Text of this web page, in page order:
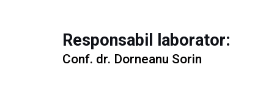
Responsabil laborator:
Conf. dr. Dorneanu Sorin